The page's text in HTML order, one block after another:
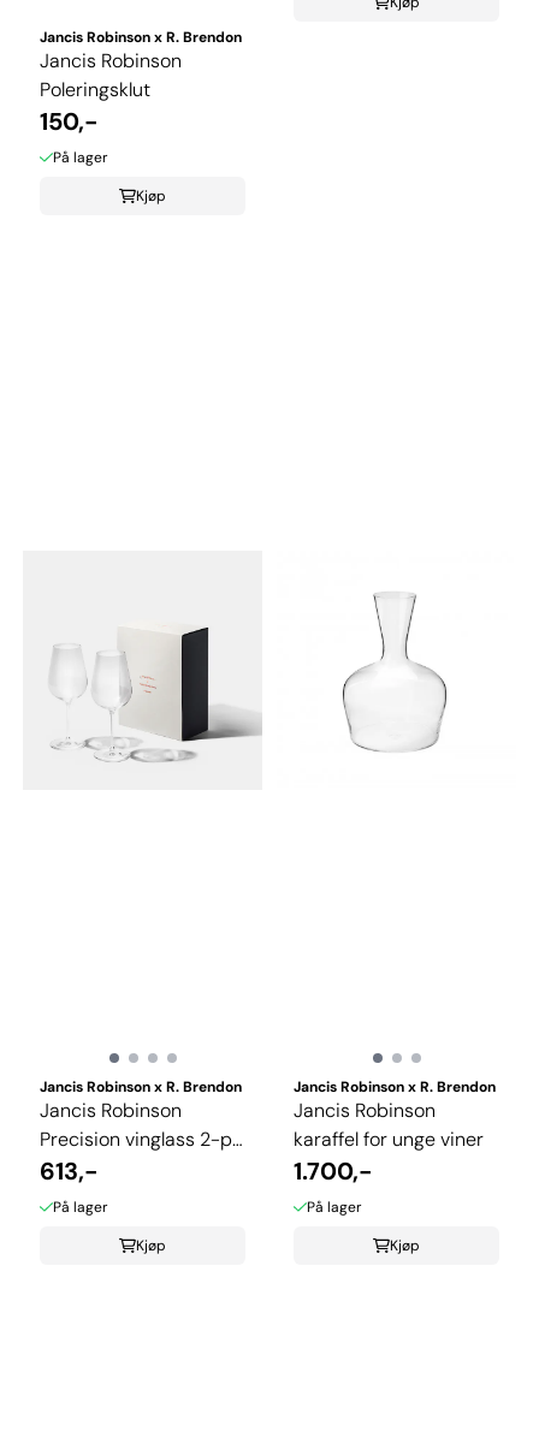
Jancis Robinson x R. Brendon
Jancis Robinson
Poleringsklut
150,-
På lager
Kjøp
Jancis Robinson x R. Brendon
Jancis Robinson
Precision vinglass 2-pk
maskinlaget
613,-
På lager
Kjøp
Jancis Robinson x R. Brendon
Jancis Robinson
karaffel for unge viner
1.700,-
På lager
Kjøp